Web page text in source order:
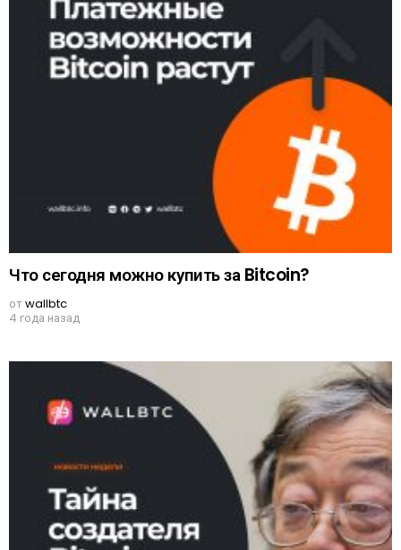
Что сегодня можно купить за Bitcoin?
отwallbtc
4 года назад